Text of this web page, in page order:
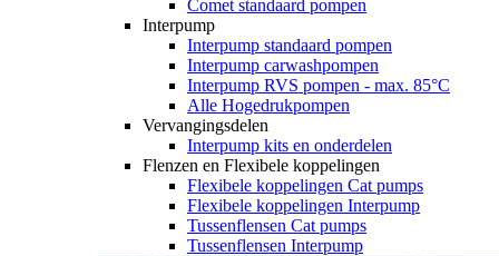
Comet standaard pompen
Interpump
Interpump standaard pompen
Interpump carwashpompen
Interpump RVS pompen - max. 85°C
Alle Hogedrukpompen
Vervangingsdelen
Interpump kits en onderdelen
Flenzen en Flexibele koppelingen
Flexibele koppelingen Cat pumps
Flexibele koppelingen Interpump
Tussenflensen Cat pumps
Tussenflensen Interpump